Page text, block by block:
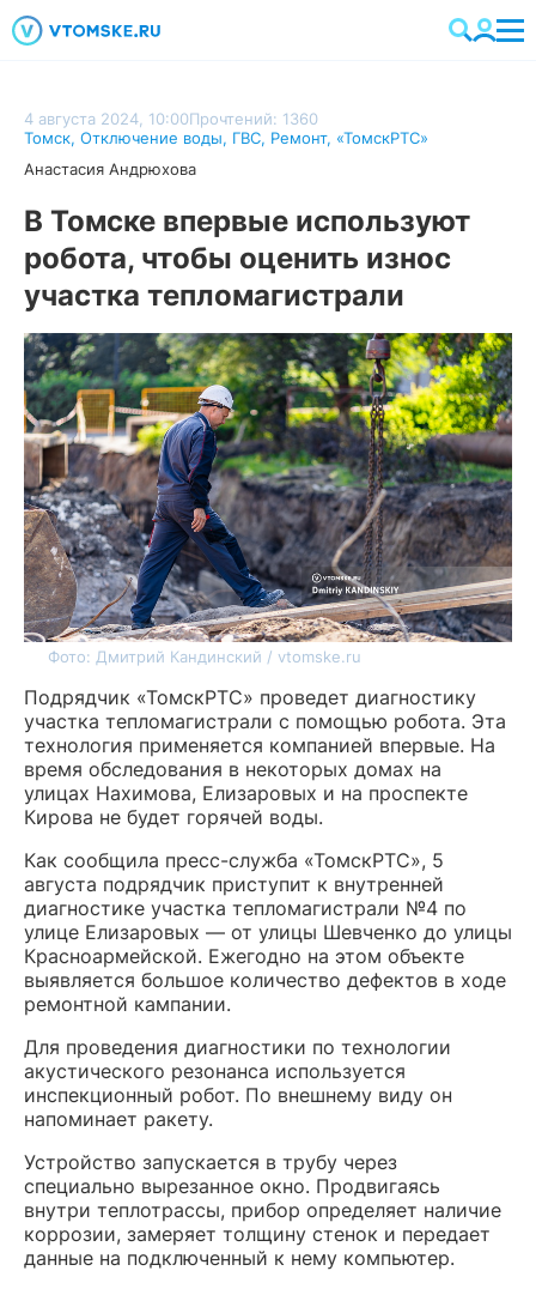
4 августа 2024, 10:00Прочтений: 1360
Томск, Отключение воды, ГВС, Ремонт, «ТомскРТС»
Анастасия Андрюхова
В Томске впервые используют
робота, чтобы оценить износ
участка тепломагистрали
Фото: Дмитрий Кандинский / vtomske.ru
Подрядчик «ТомскРТС» проведет диагностику
участка тепломагистрали с помощью робота. Эта
технология применяется компанией впервые. На
время обследования в некоторых домах на
улицах Нахимова, Елизаровых и на проспекте
Кирова не будет горячей воды.
Как сообщила пресс-служба «ТомскРТС», 5
августа подрядчик приступит к внутренней
диагностике участка тепломагистрали №4 по
улице Елизаровых — от улицы Шевченко до улицы
Красноармейской. Ежегодно на этом объекте
выявляется большое количество дефектов в ходе
ремонтной кампании.
Для проведения диагностики по технологии
акустического резонанса используется
инспекционный робот. По внешнему виду он
напоминает ракету.
Устройство запускается в трубу через
специально вырезанное окно. Продвигаясь
внутри теплотрассы, прибор определяет наличие
коррозии, замеряет толщину стенок и передает
данные на подключенный к нему компьютер.